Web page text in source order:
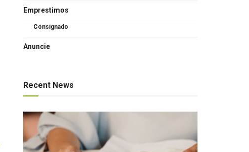
Emprestimos
Consignado
Anuncie
Recent News